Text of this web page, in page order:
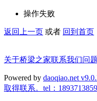
操作失败
返回上一页 或者 回到首页
关于桥梁之家联系我们问
Powered by daoqiao.net
取得联系。tel：